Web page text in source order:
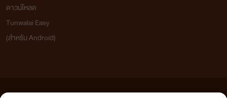
ดาวน์โหลด
Tunwalai Easy
(สำหรับ Android)